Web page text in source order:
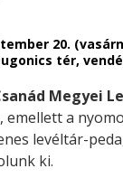
20.
tér,
Megyei
emellett a
levéltár-
ki.